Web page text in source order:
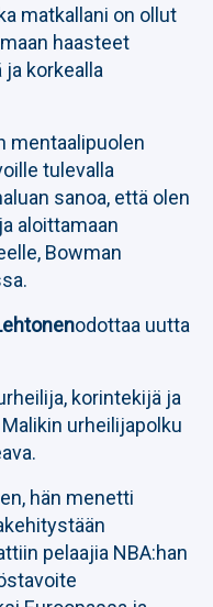
matkallani on ollut
haasteet
korkealla
mentaalipuolen
tulevalla
sanoa, että olen
aloittamaan
Bowman
odottaa uutta
korintekijä ja
urheilijapolku
hän menetti
pelaajia NBA:han